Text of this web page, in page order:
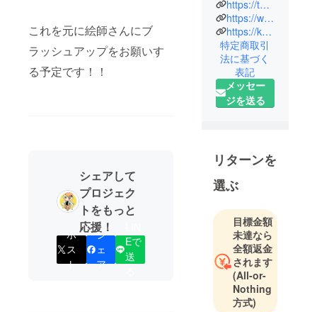
これを元に絵師さんにブ
ラッシュアップをお願いす
る予定です！！
シェアして
プロジェク
トをもっと
応援！
ポ
ス
ト
シ
ェ
ア
Eで
送
https://twitter.com/shirasu15th
https://www.youtube.com/@shirasu15th
https://kakuyomu.jp/users/shirasu15th
特定商取引
法に基づく
表記
メッセー
ジを送る
リターンを
選ぶ
目標金額
未達なら
全額返金
されます
(All-or-
Nothing
方式)